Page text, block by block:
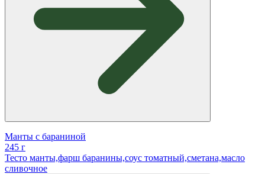
Манты с бараниной
245 г
Тесто манты,фарш баранины,соус томатный,сметана,масло
сливочное